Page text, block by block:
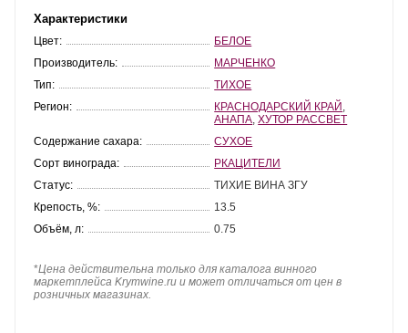
Характеристики
Цвет:
БЕЛОЕ
Производитель:
МАРЧЕНКО
Тип:
ТИХОЕ
Регион:
КРАСНОДАРСКИЙ КРАЙ
АНАПА ,ХУТОР РАССВЕТ
Содержание сахара:
СУХОЕ
Сорт винограда:
РКАЦИТЕЛИ
Статус:
ТИХИЕ ВИНА ЗГУ
Крепость, %:
13.5
Объём, л:
0.75
*Цена действительна только для каталога винного
маркетплейса Krymwine.ru и может отличаться от цен в
розничных магазинах.